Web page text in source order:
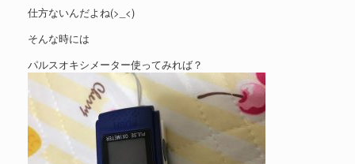
仕方ないんだよね(>_<)
そんな時には
パルスオキシメーター使ってみれば？